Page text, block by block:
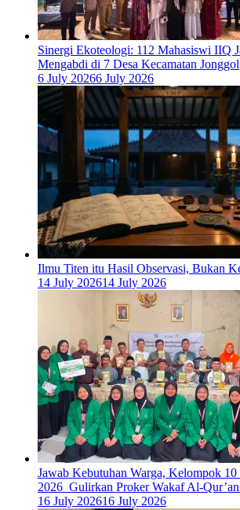
‎Sinergi Ekoteologi: 112 Mahasiswi IIQ
Mengabdi di 7 Desa Kecamatan Jonggol
6 July 20266 July 2026
Ilmu Titen itu Hasil Observasi, Bukan
14 July 202614 July 2026
Jawab Kebutuhan Warga, Kelompok
2026 Gulirkan Proker Wakaf Al-
16 July 202616 July 2026